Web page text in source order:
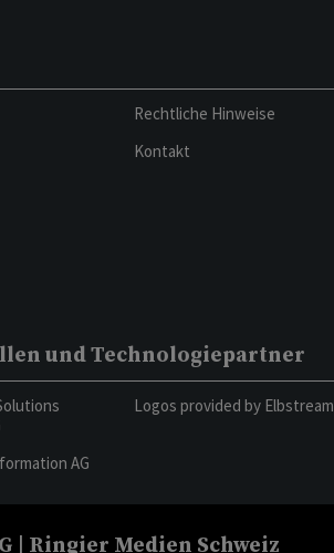
Rechtliche Hinweise
Kontakt
und Technologiepartner
AG
Logos provided by Elbstream
| Ringier Medien Schweiz